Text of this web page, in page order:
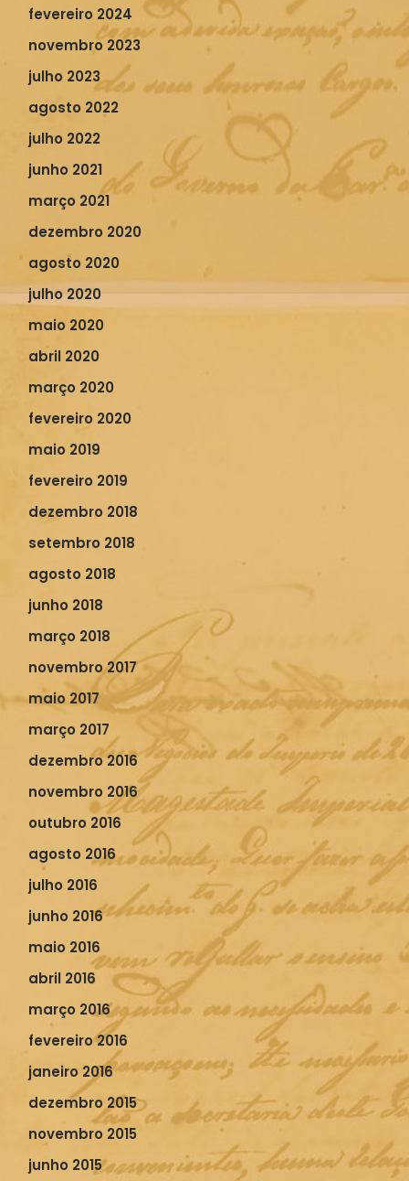
fevereiro 2024
novembro 2023
julho 2023
agosto 2022
julho 2022
junho 2021
março 2021
dezembro 2020
agosto 2020
julho 2020
maio 2020
abril 2020
março 2020
fevereiro 2020
maio 2019
fevereiro 2019
dezembro 2018
setembro 2018
agosto 2018
junho 2018
março 2018
novembro 2017
maio 2017
março 2017
dezembro 2016
novembro 2016
outubro 2016
agosto 2016
julho 2016
junho 2016
maio 2016
abril 2016
março 2016
fevereiro 2016
janeiro 2016
dezembro 2015
novembro 2015
junho 2015